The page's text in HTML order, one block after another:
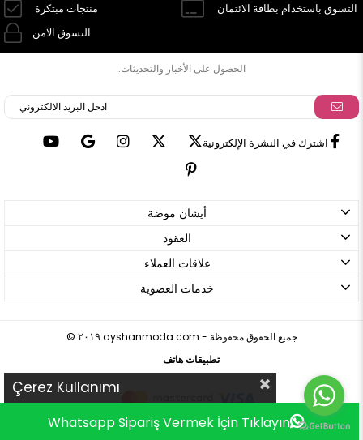
Whatsapp Sipariş Vermek İçin Tıklayın
منتجات مبتكرة
التسوق باستخدام بطاقة الائتمان
التسوق الآمن
الحصول على الأخبار والتحديثات.
اشترك في النشرة الإلكترونية
أيشان موضة
العقود
علاقات العملاء
خدمات العضوية
© ٢٠١٩
ayshanmoda.com - جميع الحقوق محفوظة
تطبيقات هاتف
Çerez Kullanımı